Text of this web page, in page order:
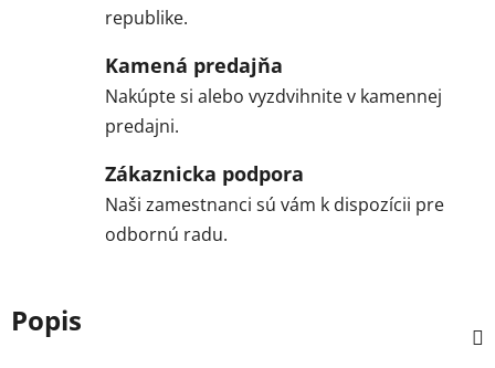
republike.
Kamená predajňa
Nakúpte si alebo vyzdvihnite v kamennej
predajni.
Zákaznicka podpora
Naši zamestnanci sú vám k dispozícii pre
odbornú radu.
Popis